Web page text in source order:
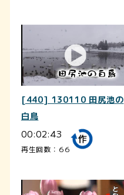
[440] 130110 田尻池の
白鳥
00:02:43
再生回数：66